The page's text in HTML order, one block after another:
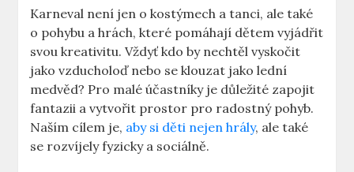
Karneval není jen o kostýmech a tanci, ale ⁢také
o pohybu a⁣ hrách, které pomáhají dětem vyjádřit
svou kreativitu. Vždyť kdo by nechtěl vyskočit
jako vzducholoď nebo se klouzat jako lední
medvěd?​ Pro malé ⁢účastníky⁢ je důležité zapojit
fantazii a vytvořit‌ prostor pro radostný pohyb.
Naším cílem je, aby si děti nejen hrály, ale také
se rozvíjely⁤ fyzicky a sociálně.